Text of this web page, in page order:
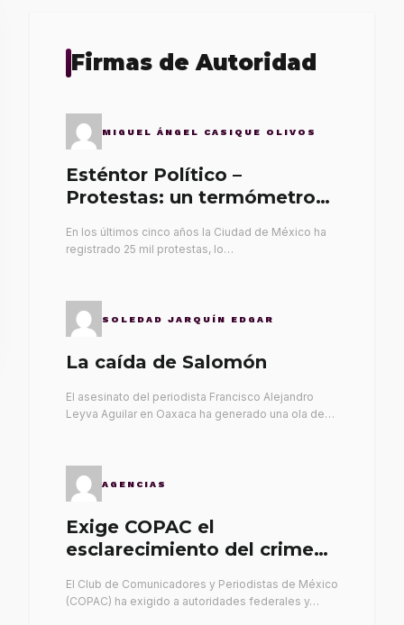
Firmas de Autoridad
MIGUEL ÁNGEL CASIQUE OLIVOS
Esténtor Político –
Protestas: un termómetro
En los últimos cinco años la Ciudad de México ha
registrado 25 mil protestas, lo…
SOLEDAD JARQUÍN EDGAR
La caída de Salomón
El asesinato del periodista Francisco Alejandro
Leyva Aguilar en Oaxaca ha generado una ola de…
AGENCIAS
Exige COPAC el
esclarecimiento del crimen
El Club de Comunicadores y Periodistas de México
(COPAC) ha exigido a autoridades federales y…